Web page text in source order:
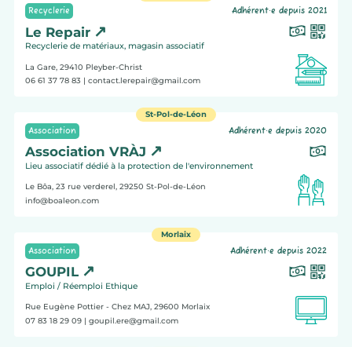
Recyclerie
Adhérent·e depuis 2021
Le Repair
Recyclerie de matériaux, magasin associatif
La Gare, 29410 Pleyber-Christ
06 61 37 78 83 | contact.lerepair@gmail.com
St-Pol-de-Léon
Association
Adhérent·e depuis 2020
Association VRÀJ
Lieu associatif dédié à la protection de l'environnement
Le Bôa, 23 rue verderel, 29250 St-Pol-de-Léon
info@boaleon.com
Morlaix
Association
Adhérent·e depuis 2022
GOUPIL
Emploi / Réemploi Ethique
Rue Eugène Pottier - Chez MAJ, 29600 Morlaix
07 83 18 29 09| goupil.ere@gmail.com